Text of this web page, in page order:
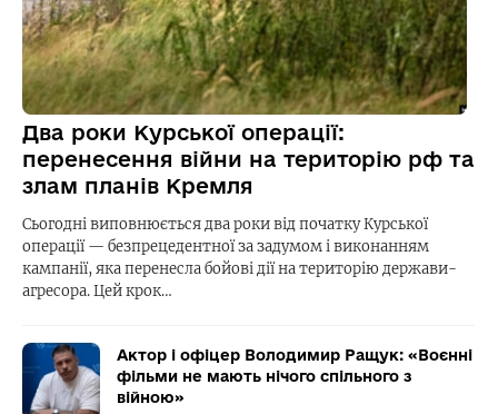
Два роки Курської операції:
перенесення війни на територію рф та
злам планів Кремля
Сьогодні виповнюється два роки від початку Курської
операції — безпрецедентної за задумом і виконанням
кампанії, яка перенесла бойові дії на територію держави-
агресора. Цей крок…
Актор і офіцер Володимир Ращук: «Воєнні
фільми не мають нічого спільного з
війною»